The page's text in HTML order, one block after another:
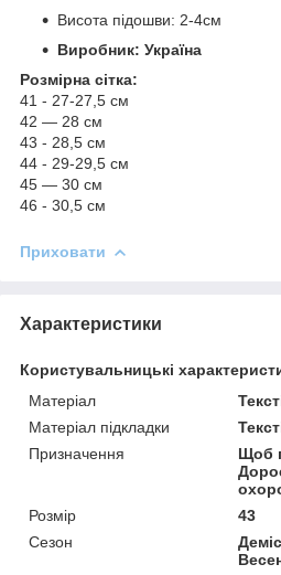
Висота підошви: 2-4см
Виробник: Україна
Розмірна сітка:
41 - 27-27,5 см
42 — 28 см
43 - 28,5 см
44 - 29-29,5 см
45 — 30 см
46 - 30,5 см
Приховати
Характеристики
Користувальницькі
Матеріал
Матеріал підкладки
Призначення
Щоб
Розмір
43
Сезон